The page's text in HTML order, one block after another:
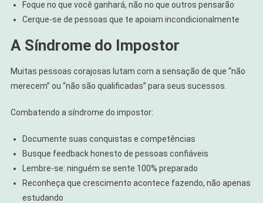
Foque no que você ganhará, não no que outros pensarão
Cerque-se de pessoas que te apoiam incondicionalmente
A Síndrome do Impostor
Muitas pessoas corajosas lutam com a sensação de que “não
merecem” ou “não são qualificadas” para seus sucessos.
Combatendo a síndrome do impostor:
Documente suas conquistas e competências
Busque feedback honesto de pessoas confiáveis
Lembre-se: ninguém se sente 100% preparado
Reconheça que crescimento acontece fazendo, não apenas
estudando